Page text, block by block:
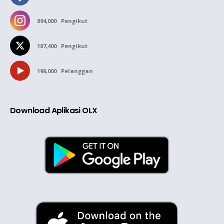
894,000 Pengikut
187,400 Pengikut
198,000 Pelanggan
Download Aplikasi OLX